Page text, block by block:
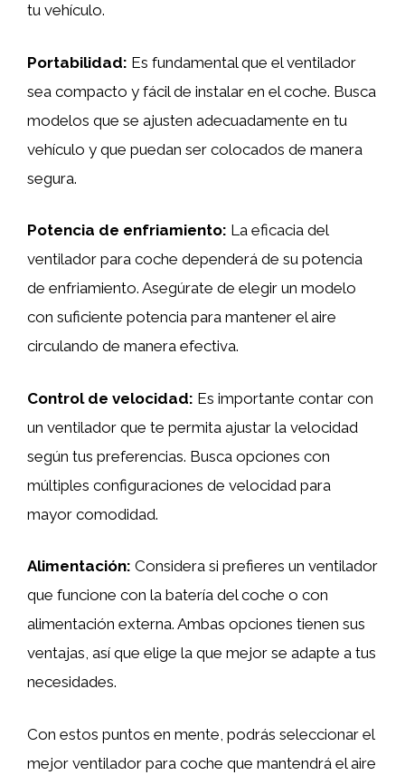
tu vehículo.
Portabilidad: Es fundamental que el ventilador
sea compacto y fácil de instalar en el coche. Busca
modelos que se ajusten adecuadamente en tu
vehículo y que puedan ser colocados de manera
segura.
Potencia de enfriamiento: La eficacia del
ventilador para coche dependerá de su potencia
de enfriamiento. Asegúrate de elegir un modelo
con suficiente potencia para mantener el aire
circulando de manera efectiva.
Control de velocidad: Es importante contar con
un ventilador que te permita ajustar la velocidad
según tus preferencias. Busca opciones con
múltiples configuraciones de velocidad para
mayor comodidad.
Alimentación: Considera si prefieres un ventilador
que funcione con la batería del coche o con
alimentación externa. Ambas opciones tienen sus
ventajas, así que elige la que mejor se adapte a tus
necesidades.
Con estos puntos en mente, podrás seleccionar el
mejor ventilador para coche que mantendrá el aire